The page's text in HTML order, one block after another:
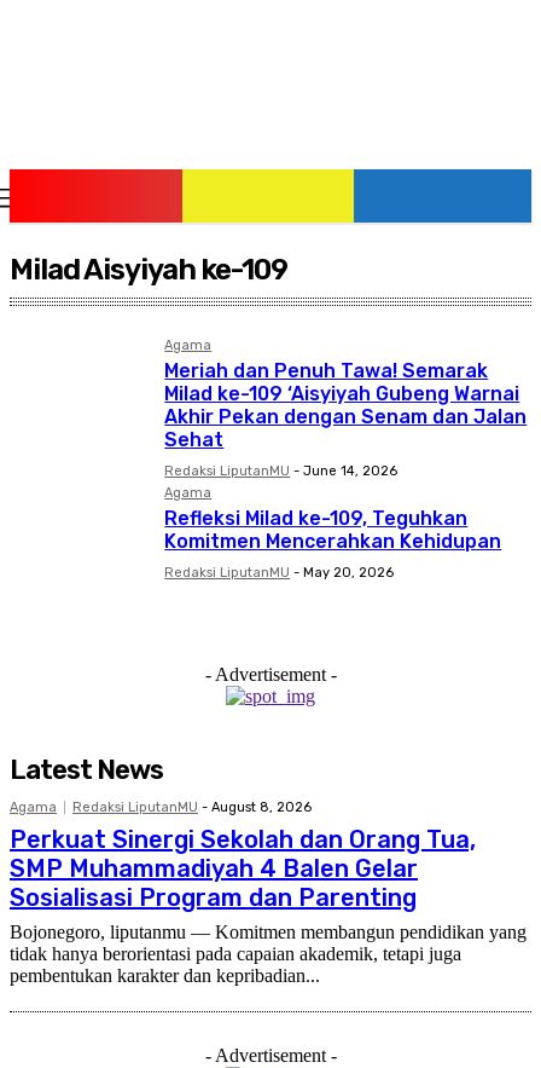
Milad Aisyiyah ke-109
Agama
Meriah dan Penuh Tawa! Semarak
Milad ke-109 ‘Aisyiyah Gubeng Warnai
Akhir Pekan dengan Senam dan Jalan
Sehat
Redaksi LiputanMU - June 14, 2026
Agama
Refleksi Milad ke-109, Teguhkan
Komitmen Mencerahkan Kehidupan
Redaksi LiputanMU - May 20, 2026
- Advertisement -
Latest News
Agama Redaksi LiputanMU - August 8, 2026
Perkuat Sinergi Sekolah dan Orang Tua,
SMP Muhammadiyah 4 Balen Gelar
Sosialisasi Program dan Parenting
Bojonegoro, liputanmu — Komitmen membangun pendidikan yang
tidak hanya berorientasi pada capaian akademik, tetapi juga
pembentukan karakter dan kepribadian...
- Advertisement -